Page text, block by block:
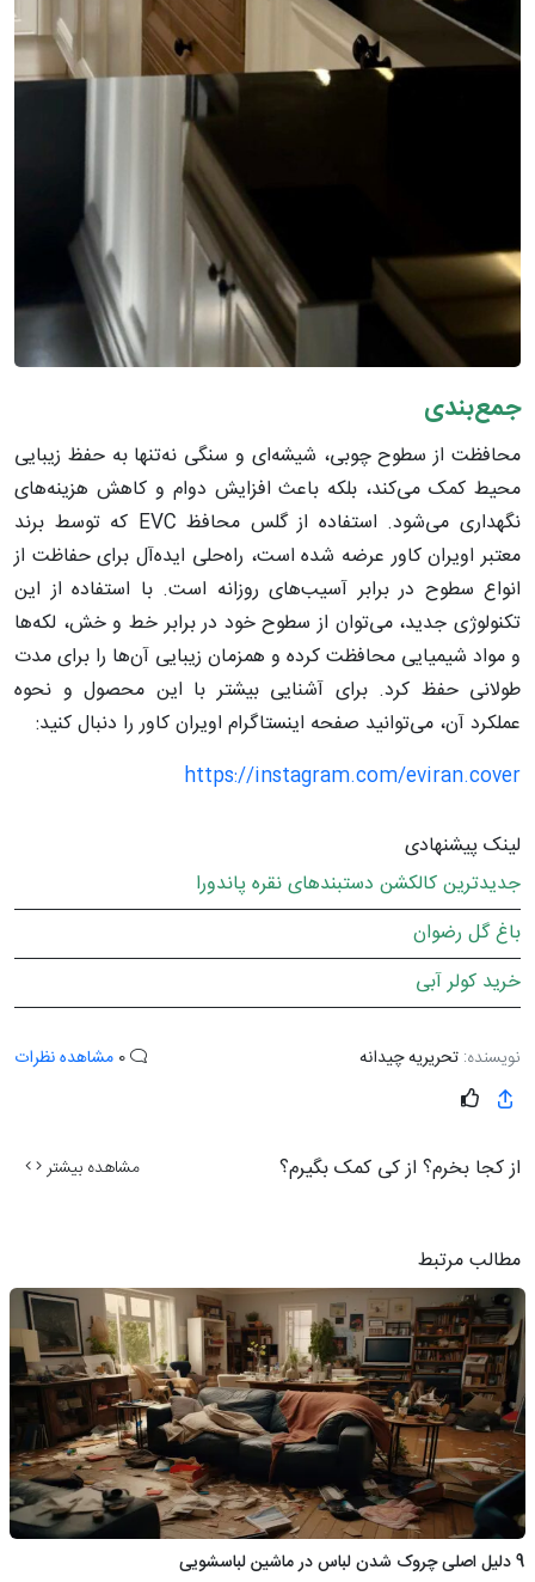
جمع‌بندی
محافظت از سطوح چوبی، شیشه‌ای و سنگی نه‌تنها به حفظ زیبایی
محیط کمک می‌کند، بلکه باعث افزایش دوام و کاهش هزینه‌های
نگهداری می‌شود. استفاده از گلس محافظ EVC که توسط برند
معتبر اویران کاور عرضه شده است، راه‌حلی ایده‌آل برای حفاظت از
انواع سطوح در برابر آسیب‌های روزانه است. با استفاده از این
تکنولوژی جدید، می‌توان از سطوح خود در برابر خط و خش، لکه‌ها
و مواد شیمیایی محافظت کرده و همزمان زیبایی آن‌ها را برای مدت
طولانی حفظ کرد. برای آشنایی بیشتر با این محصول و نحوه
عملکرد آن، می‌توانید صفحه اینستاگرام اویران کاور را دنبال کنید:
https://instagram.com/eviran.cover
لینک پیشنهادی
جدیدترین کالکشن دستبندهای نقره پاندورا
باغ گل رضوان
خرید کولر آبی
نویسنده: تحریریه چیدانه مشاهده نظرات
از کجا بخرم؟ از کی کمک بگیرم؟ مشاهده بیشتر
مطالب مرتبط
9 دلیل اصلی چروک شدن لباس در ماشین لباسشویی